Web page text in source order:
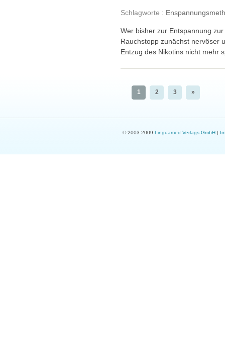
Schlagworte :
Wer bisher zur Entspannung
Rauchstopp zunächst nervöser
Entzug des Nikotins nicht mehr
1 2 3 »
© 2003-2009 Linguamed Verlags GmbH|